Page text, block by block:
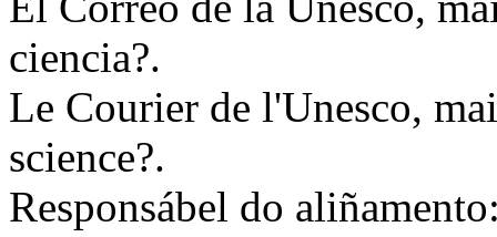
ciencia?.
Le Courier de l'Unesco,
science?.
Responsábel do